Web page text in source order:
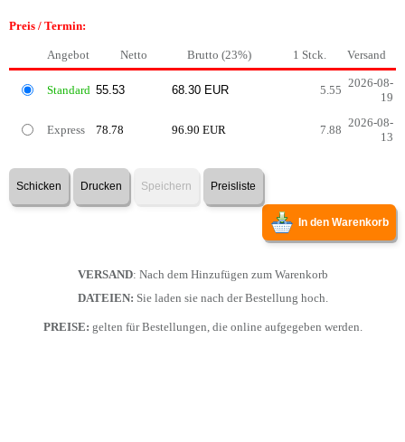
Preis / Termin:
Angebot Netto Brutto (23%) 1 Stck. Versand
Standard 5.55
2026-08-
19
Express 78.78 96.90 EUR 7.88
2026-08-
13
Schicken Drucken Speichern Preisliste
In den Warenkorb
VERSAND: Nach dem Hinzufügen zum Warenkorb
DATEIEN: Sie laden sie nach der Bestellung hoch.
PREISE: gelten für Bestellungen, die online aufgegeben werden.